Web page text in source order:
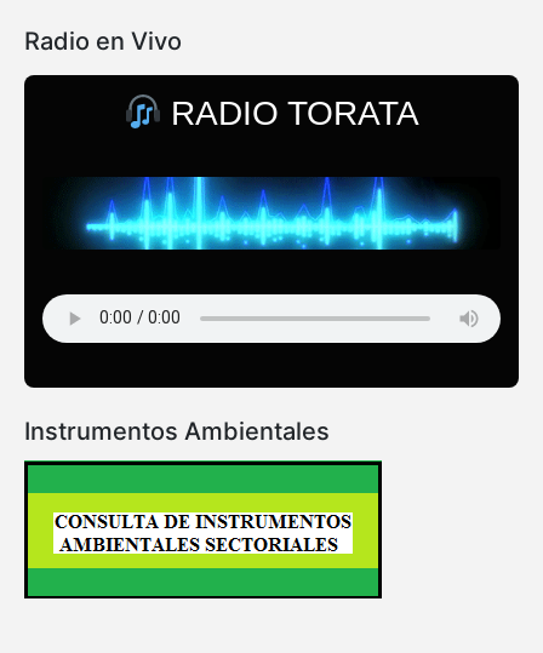
Radio en Vivo
RADIO TORATA
Instrumentos Ambientales